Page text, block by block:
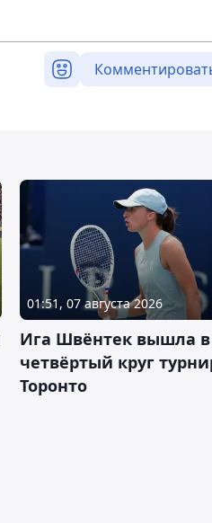
01:51, 07 августа 2026
Ига Швёнтек вышла в
четвёртый круг
Торонто